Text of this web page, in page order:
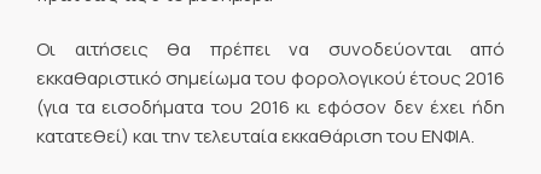
Οι αιτήσεις θα πρέπει να συνοδεύονται από
εκκαθαριστικό σημείωμα του φορολογικού έτους 2016
(για τα εισοδήματα του 2016 κι εφόσον δεν έχει ήδη
κατατεθεί) και την τελευταία εκκαθάριση του ΕΝΦΙΑ.